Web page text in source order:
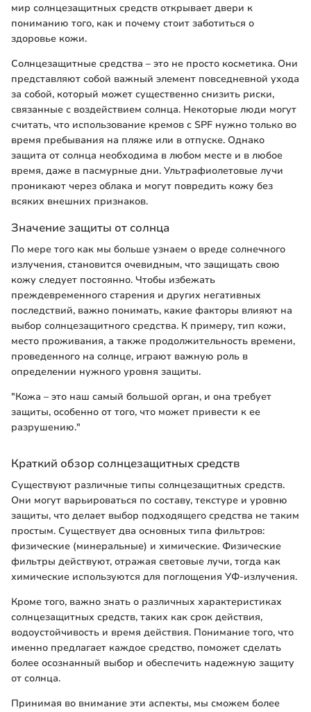
мир солнцезащитных средств открывает двери к
пониманию того, как и почему стоит заботиться о
здоровье кожи.
Солнцезащитные средства – это не просто косметика. Они
представляют собой важный элемент повседневной ухода
за собой, который может существенно снизить риски,
связанные с воздействием солнца. Некоторые люди могут
считать, что использование кремов с SPF нужно только во
время пребывания на пляже или в отпуске. Однако
защита от солнца необходима в любом месте и в любое
время, даже в пасмурные дни. Ультрафиолетовые лучи
проникают через облака и могут повредить кожу без
всяких внешних признаков.
Значение защиты от солнца
По мере того как мы больше узнаем о вреде солнечного
излучения, становится очевидным, что защищать свою
кожу следует постоянно. Чтобы избежать
преждевременного старения и других негативных
последствий, важно понимать, какие факторы влияют на
выбор солнцезащитного средства. К примеру, тип кожи,
место проживания, а также продолжительность времени,
проведенного на солнце, играют важную роль в
определении нужного уровня защиты.
"Кожа – это наш самый большой орган, и она требует
защиты, особенно от того, что может привести к ее
разрушению."
Краткий обзор солнцезащитных средств
Существуют различные типы солнцезащитных средств.
Они могут варьироваться по составу, текстуре и уровню
защиты, что делает выбор подходящего средства не таким
простым. Существует два основных типа фильтров:
физические (минеральные) и химические. Физические
фильтры действуют, отражая световые лучи, тогда как
химические используются для поглощения УФ-излучения.
Кроме того, важно знать о различных характеристиках
солнцезащитных средств, таких как срок действия,
водоустойчивость и время действия. Понимание того, что
именно предлагает каждое средство, поможет сделать
более осознанный выбор и обеспечить надежную защиту
от солнца.
Принимая во внимание эти аспекты, мы сможем более